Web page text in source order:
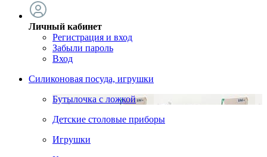
Личный кабинет
Регистрация и вход
Забыли пароль
Вход
Силиконовая посуда, игрушки
Бутылочка с ложкой
Детские столовые приборы
Игрушки